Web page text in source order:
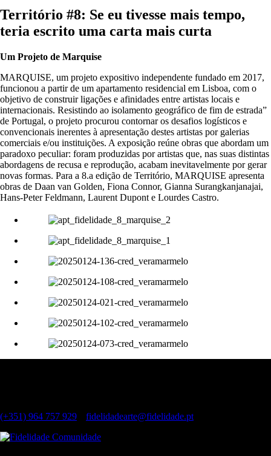
Território #8: Se eu tivesse mais tempo,
teria escrito uma carta mais curta
Um Projeto de Marquise
MARQUISE, um projeto expositivo independente fundado em 2017,
funcionou a partir de um apartamento residencial em Lisboa, com o
objetivo de construir ligações e afinidades entre artistas locais e
internacionais. Resistindo ao isolamento geográfico de fim de estrada”
de Portugal, o projeto procurou contornar os desafios logísticos e
convencionais inerentes à apresentação destes artistas por galerias
comerciais e/ou instituições. A exposição reúne obras que abordam um
paradoxo peculiar: foram produzidas por artistas que, nas suas distintas
abordagens de recusa e reprodução, acabam inevitavelmente por gerar
novas formas. Para a 8.a edição de Território, MARQUISE apresenta
obras de Daan van Golden, Fiona Connor, Gianna Surangkanjanajai,
Hans-Peter Feldmann, Laurent Dupont e Lourdes Castro.
(+351) 964 757 929
fidelidadearte@fidelidade.pt